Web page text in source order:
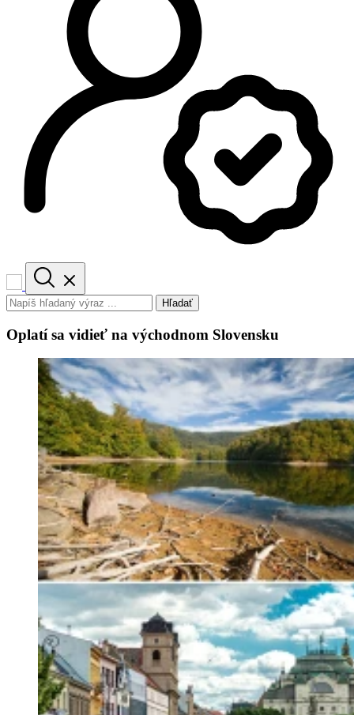
Hľadať
Oplatí sa vidieť na východnom Slovensku